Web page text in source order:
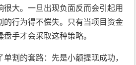
很大。一旦出现负面反而会引起用
的行为得不偿失。只有当项目资金
手才会采取这种策略。
割的套路：先是小额提现成功，